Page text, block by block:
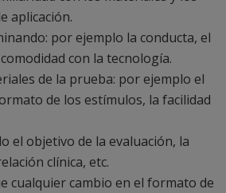
aplicación.
por ejemplo la conducta, el
con la tecnología.
de la prueba: por ejemplo el
de los estímulos, la facilidad
el objetivo de la evaluación, la
clínica, etc.
cualquier cambio en el formato de